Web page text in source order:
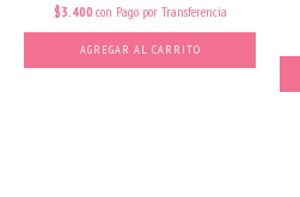
$3.400 con Pago por Transferencia
AGREGAR AL CARRITO